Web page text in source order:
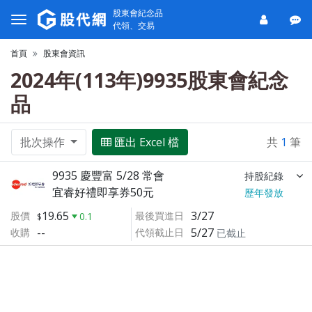
股東會紀念品
代領、交易
首頁 股東會資訊
2024年(113年)9935股東會紀念
品
批次操作 匯出 Excel 檔 共 1 筆
9935 慶豐富 5/28 常會 持股紀錄
宜睿好禮即享券50元
歷年發放
股價
19.65
0.1
收購 --
最後買進日 3/27
代領截止日 5/27 已截止